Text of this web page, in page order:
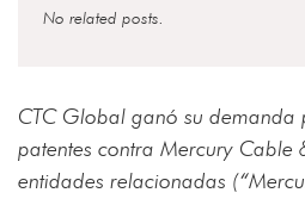
No related posts.
CTC Global ganó su demanda
patentes contra Mercury Cable
entidades relacionadas